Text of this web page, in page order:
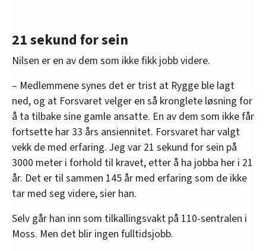
21 sekund for sein
Nilsen er en av dem som ikke fikk jobb videre.
– Medlemmene synes det er trist at Rygge ble lagt
ned, og at Forsvaret velger en så kronglete løsning for
å ta tilbake sine gamle ansatte. En av dem som ikke får
fortsette har 33 års ansiennitet. Forsvaret har valgt
vekk de med erfaring. Jeg var 21 sekund for sein på
3000 meter i forhold til kravet, etter å ha jobba her i 21
år. Det er til sammen 145 år med erfaring som de ikke
tar med seg videre, sier han.
Selv går han inn som tilkallingsvakt på 110-sentralen i
Moss. Men det blir ingen fulltidsjobb.